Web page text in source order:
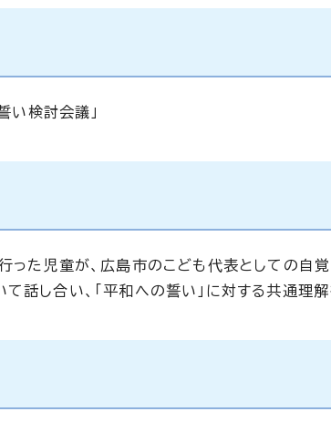
い検討会議」
った児童が、広島市のこども代表としての自
話し合い、「平和への誓い」に対する共通理解